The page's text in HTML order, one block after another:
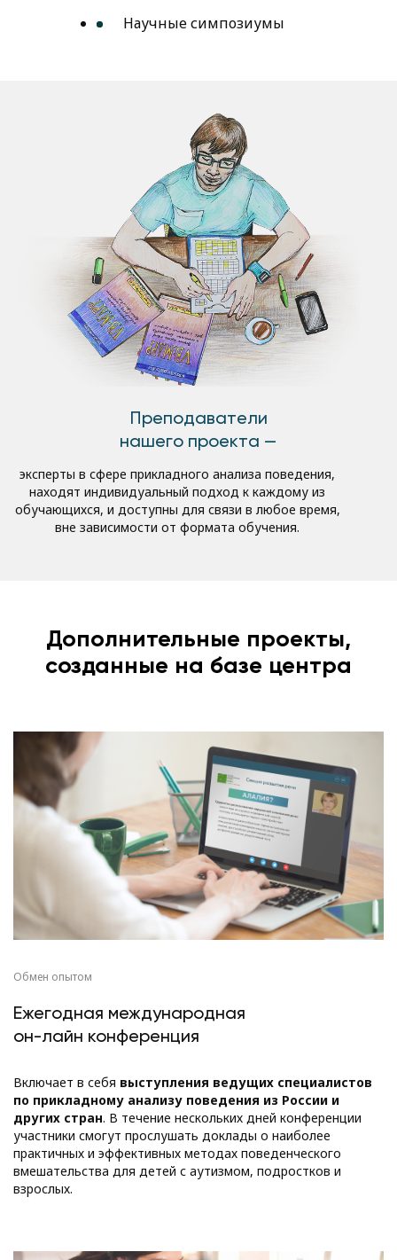
Научные симпозиумы
Преподаватели
нашего проекта —
эксперты в сфере прикладного анализа поведения,
находят индивидуальный подход к каждому из
обучающихся, и доступны для связи в любое время,
вне зависимости от формата обучения.
Дополнительные проекты,
созданные на базе центра
Обмен опытом
Ежегодная международная
он-лайн конференция
Включает в себя выступления ведущих специалистов
по прикладному анализу поведения из России и
других стран. В течение нескольких дней конференции
участники смогут прослушать доклады о наиболее
практичных и эффективных методах поведенческого
вмешательства для детей с аутизмом, подростков и
взрослых.